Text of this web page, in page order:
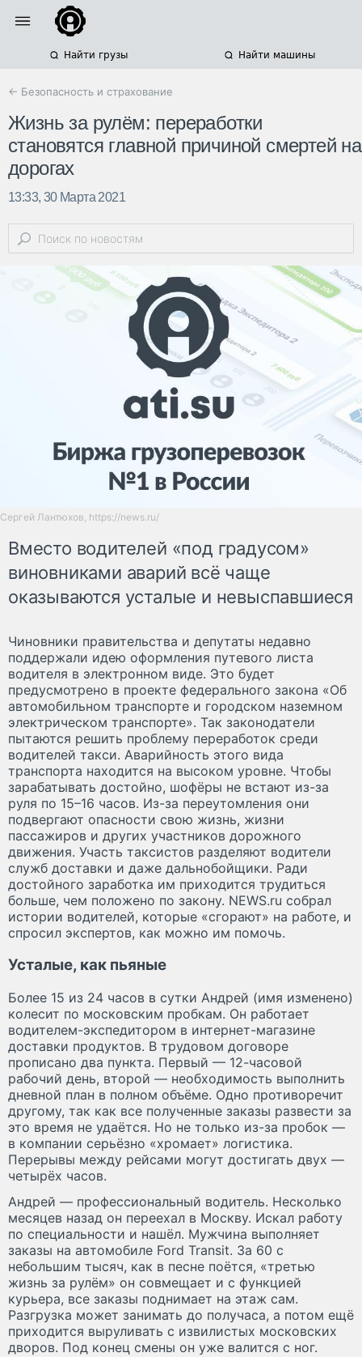
Найти грузы Найти машины
← Безопасность и страхование
Жизнь за рулём: переработки
становятся главной причиной смертей на
дорогах
13:33, 30 Марта 2021
Сергей Лантюхов, https://news.ru/
Вместо водителей «под градусом»
виновниками аварий всё чаще
оказываются усталые и невыспавшиеся
Чиновники правительства и депутаты недавно
поддержали идею оформления путевого листа
водителя в электронном виде. Это будет
предусмотрено в проекте федерального закона «Об
автомобильном транспорте и городском наземном
электрическом транспорте». Так законодатели
пытаются решить проблему переработок среди
водителей такси. Аварийность этого вида
транспорта находится на высоком уровне. Чтобы
зарабатывать достойно, шофёры не встают из-за
руля по 15–16 часов. Из-за переутомления они
подвергают опасности свою жизнь, жизни
пассажиров и других участников дорожного
движения. Участь таксистов разделяют водители
служб доставки и даже дальнобойщики. Ради
достойного заработка им приходится трудиться
больше, чем положено по закону. NEWS.ru собрал
истории водителей, которые «сгорают» на работе, и
спросил экспертов, как можно им помочь.
Усталые, как пьяные
Более 15 из 24 часов в сутки Андрей (имя изменено)
колесит по московским пробкам. Он работает
водителем-экспедитором в интернет-магазине
доставки продуктов. В трудовом договоре
прописано два пункта. Первый — 12-часовой
рабочий день, второй — необходимость выполнить
дневной план в полном объёме. Одно противоречит
другому, так как все полученные заказы развести за
это время не удаётся. Но не только из-за пробок —
в компании серьёзно «хромает» логистика.
Перерывы между рейсами могут достигать двух —
четырёх часов.
Андрей — профессиональный водитель. Несколько
месяцев назад он переехал в Москву. Искал работу
по специальности и нашёл. Мужчина выполняет
заказы на автомобиле Ford Transit. За 60 с
небольшим тысяч, как в песне поётся, «третью
жизнь за рулём» он совмещает и с функцией
курьера, все заказы поднимает на этаж сам.
Разгрузка может занимать до получаса, а потом ещё
приходится выруливать с извилистых московских
дворов. Под конец смены он уже валится с ног.